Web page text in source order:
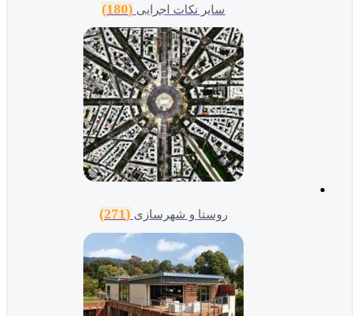
سایر نکات اجرایی (180)
روستا و شهرسازی (271)